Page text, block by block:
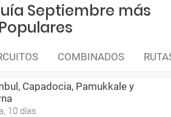
Septiembre más
Populares
COMBINADOS
Capadocia, Pamukkale y
10 días